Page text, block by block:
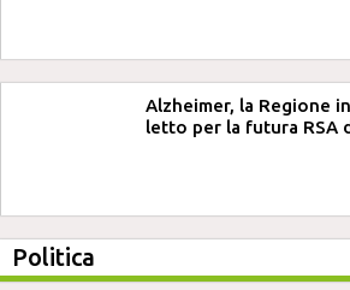
Alzheimer, la Regione
letto per la futura RSA
Politica